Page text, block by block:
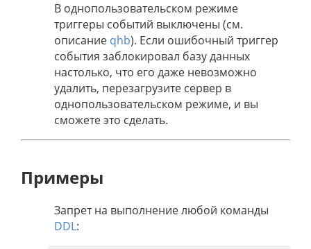
В однопользовательском режиме
триггеры событий выключены (см.
описание qhb). Если ошибочный триггер
события заблокировал базу данных
настолько, что его даже невозможно
удалить, перезагрузите сервер в
однопользовательском режиме, и вы
сможете это сделать.
Примеры
Запрет на выполнение любой команды
DDL: